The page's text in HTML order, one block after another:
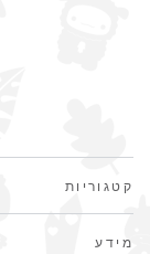
קטגוריות
מידע